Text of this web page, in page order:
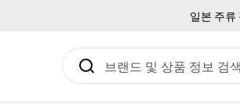
일본 주류